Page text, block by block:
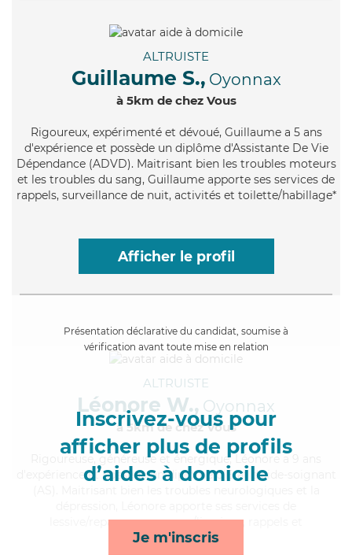
ALTRUISTE
Guillaume S., Oyonnax
à 5km de chez Vous
Rigoureux, expérimenté et dévoué, Guillaume a 5 ans
d'expérience et possède un diplôme d'Assistante De Vie
Dépendance (ADVD). Maitrisant bien les troubles moteurs
et les troubles du sang, Guillaume apporte ses services de
rappels, surveillance de nuit, activités et toilette/habillage*
Afficher le profil
Présentation déclarative du candidat, soumise à
vérification avant toute mise en relation
Inscrivez-vous pour
afficher plus de profils
d’aides à domicile
Je m'inscris
ALTRUISTE
Léonore W., Oyonnax
à 5km de chez Vous
, généreuse et énergique, Léonore a 9 ans
d'expérience et possède un diplôme d'Etat d'aide-soignant
lessive/repassage, courses/livraison, rappels et
toilette/habillage*